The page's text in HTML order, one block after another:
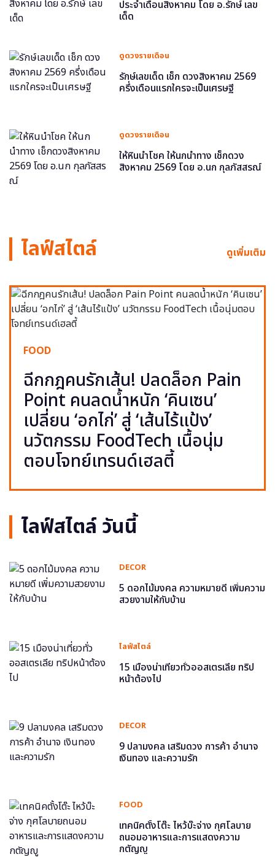
ประจำเดือนสิงหาคม โดย อ.รักษ์ เลข
เด็ด
ดูดวงรายเดือน
รักษ์เลขเด็ด เช็ก ดวงสิงหาคม 2569
ครึ่งเดือนแรกใครจะเป็นเศรษฐี
ดูดวงรายเดือน
ให้หินนำโชค ให้นกนำทาง เช็กดวง
สิงหาคม 2569 โดย อ.นก กุลภัสสรณ์
ไลฟ์สไตล์ ดูเพิ่มเติม
FOOD
ฉีกกฎคนรักเส้น! ปลดล็อก Pain
Point คนลดน้ำหนัก ‘คินเซน’
เปลี่ยน ‘อกไก่’ สู่ ‘เส้นไร้แป้ง’
นวัตกรรม FoodTech เนื้อนุ่ม
ตอบโจทย์เทรนด์เฮลตี้
ไลฟ์สไตล์ วันนี้
DECOR
5 ดอกไม้มงคล ความหมายดี เพิ่มความ
สวยงามให้กับบ้าน
ไลฟ์สไตล์
15 เมืองน่าเที่ยวทั่วออสเตรเลีย ทริป
หน้าต้องไป
DECOR
9 ปลามงคล เสริมดวง การค้า อำนาจ
เงินทอง และความรัก
FOOD
เทคนิคตั้งโต๊ะ ไหว้บ๊ะจ่าง กุศโลบาย
ถนอมอาหารและการแสดงความ
กตัญญู